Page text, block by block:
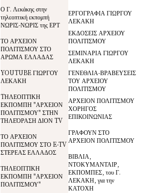
Ο Γ. Λεκάκης στην
τηλεοπτική εκπομπή
ΝΩΡΙΣ-ΝΩΡΙΣ της ΕΡΤ
ΤΟ ΑΡΧΕΙΟΝ
ΠΟΛΙΤΙΣΜΟΥ ΣΤΟ
ΑΡΩΜΑ ΕΛΛΑΔΑΣ
YOUTUBE ΓΙΩΡΓΟΥ
ΛΕΚΑΚΗ
TΗΛΕΟΠΤΙΚΗ
ΕΚΠΟΜΠΗ "ΑΡΧΕΙΟΝ
ΠΟΛΙΤΙΣΜΟΥ" ΣΤΗΝ
ΤΗΛΕΌΡΑΣΗ ΔΙΟΝ TV
ΤΟ ΑΡΧΕΙΟΝ
ΠΟΛΙΤΙΣΜΟΥ ΣΤΟ E-TV
ΣΤΕΡΕΑΣ ΕΛΛΑΔΟΣ
ΤΗΛΕΟΠΤΙΚΗ
ΕΚΠΟΜΠΗ "ΑΡΧΕΙΟΝ
ΠΟΛΙΤΙΣΜΟΥ"
ΕΡΓΟΓΡΑΦΙΑ ΓΙΩΡΓΟΥ
ΛΕΚΑΚΗ
ΕΚΔΟΣΕΙΣ ΑΡΧΕΙΟΥ
ΠΟΛΙΤΙΣΜΟΥ
ΣΕΜΙΝΑΡΙΑ ΓΙΩΡΓΟΥ
ΛΕΚΑΚΗ
ΓΕΝΕΘΛΙΑ-ΒΡΑΒΕΥΣΕΙΣ
ΤΟΥ ΑΡΧΕΙΟΥ
ΠΟΛΙΤΙΣΜΟΥ
ΑΡΧΕΙΟΝ ΠΟΛΙΤΙΣΜΟΥ
ΧΟΡΗΓΟΣ
ΕΠΙΚΟΙΝΩΝΙΑΣ
ΓΡΑΦΟΥΝ ΣΤΟ
ΑΡΧΕΙΟΝ ΠΟΛΙΤΙΣΜΟΥ
ΒΙΒΛΙΑ,
ΝΤΟΚΥΜΑΝΤΑΙΡ,
ΕΚΠΟΜΠΕΣ, του Γ.
ΛΕΚΑΚΗ, για την
ΚΑΤΟΧΗ